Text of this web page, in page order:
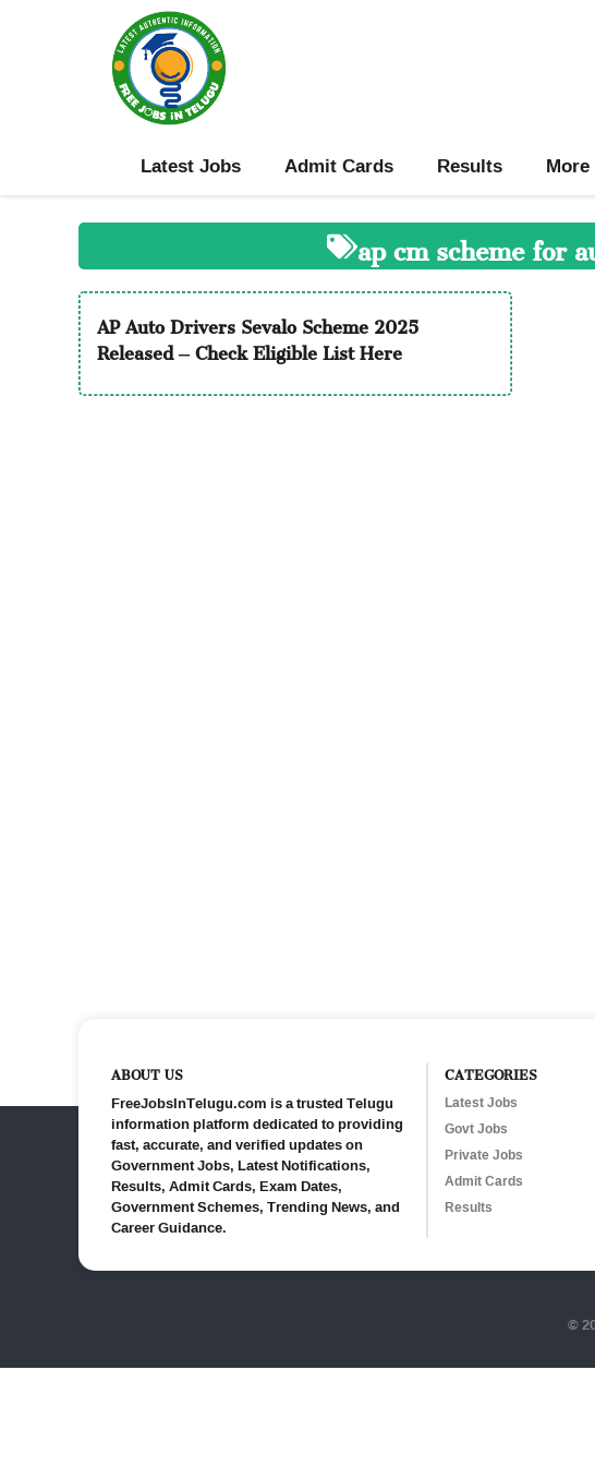
Latest Jobs Admit Cards Results More
ap cm scheme for
AP Auto Drivers Sevalo Scheme 2025
Released – Check Eligible List Here
ABOUT US
FreeJobsInTelugu.com is a trusted Telugu
information platform dedicated to providing
fast, accurate, and verified updates on
Government Jobs, Latest Notifications,
Results, Admit Cards, Exam Dates,
Government Schemes, Trending News, and
Career Guidance.
CATEGORIES
Latest Jobs
Govt Jobs
Private Jobs
Admit Cards
Results
©